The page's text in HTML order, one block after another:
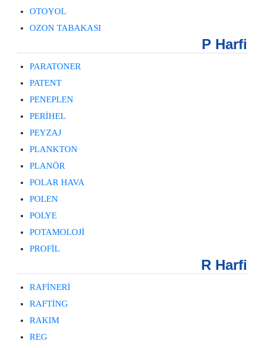
OTOYOL
OZON TABAKASI
P Harfi
PARATONER
PATENT
PENEPLEN
PERİHEL
PEYZAJ
PLANKTON
PLANÖR
POLAR HAVA
POLEN
POLYE
POTAMOLOJİ
PROFİL
R Harfi
RAFİNERİ
RAFTİNG
RAKIM
REG